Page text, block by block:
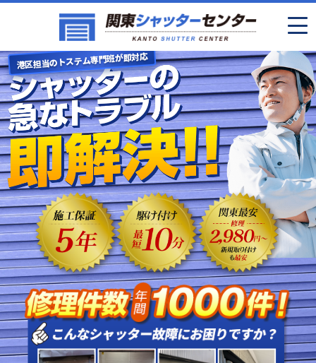
港区担当のトステム専門班が即対応